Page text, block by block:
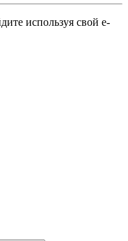
используя свой e-